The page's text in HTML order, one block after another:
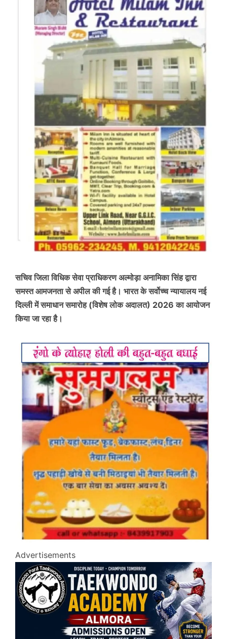
सचिव जिला विधिक सेवा प्राधिकरण अल्मोड़ा अनामिका सिंह द्वारा
समस्त आमजनता से अपील की गई है। भारत के सर्वोच्च न्यायालय नई
दिल्ली में समाधान समारोह (विशेष लोक अदालत) 2026 का आयोजन
किया जा रहा है।
Advertisements